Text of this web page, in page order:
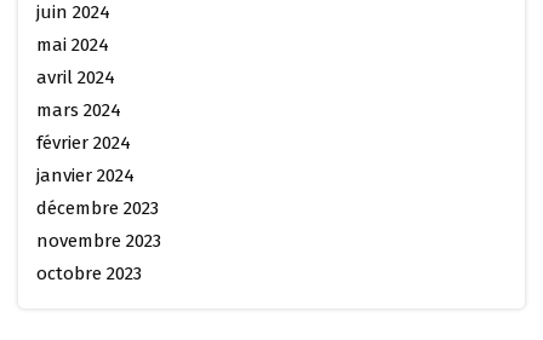
juin 2024
mai 2024
avril 2024
mars 2024
février 2024
janvier 2024
décembre 2023
novembre 2023
octobre 2023